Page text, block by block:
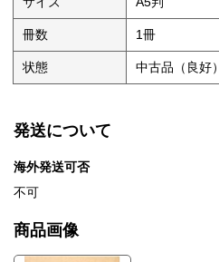
冊数 1冊
状態 中古品（良好）
発送について
海外発送可否
不可
商品画像